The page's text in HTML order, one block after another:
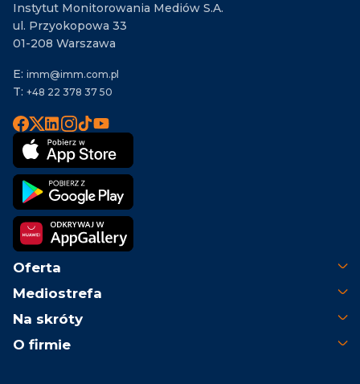
Instytut Monitorowania Mediów S.A.
ul. Przyokopowa 33
01-208 Warszawa
E: imm@imm.com.pl
T: +48 22 378 37 50
Oferta
Mediostrefa
Na skróty
O firmie